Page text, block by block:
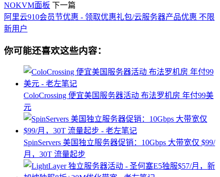
NOKVM面板 下一篇
阿里云910会员节优惠 - 领取优惠礼包/云服务器产品优惠 不限
新用户
你可能还喜欢这些内容：
ColoCrossing 便宜美国服务器活动 布法罗机房 年付99美
元
SpinServers 美国独立服务器促销：10Gbps 大带宽仅 $99/
月，30T 流量起步